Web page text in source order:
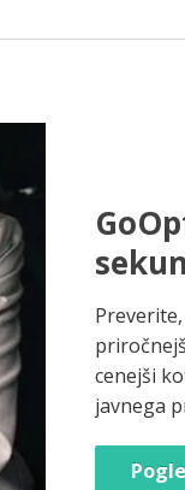
cenejši
javnega